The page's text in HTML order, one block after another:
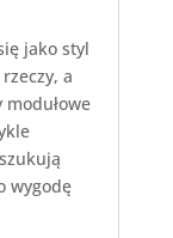
jako styl
a
wygodę